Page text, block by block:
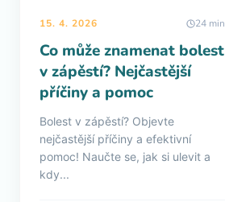
15. 4. 2026 24 min
Co může znamenat bolest
v zápěstí? Nejčastější
příčiny a pomoc
Bolest v zápěstí? Objevte
nejčastější příčiny a efektivní
pomoc! Naučte se, jak si ulevit a
kdy...